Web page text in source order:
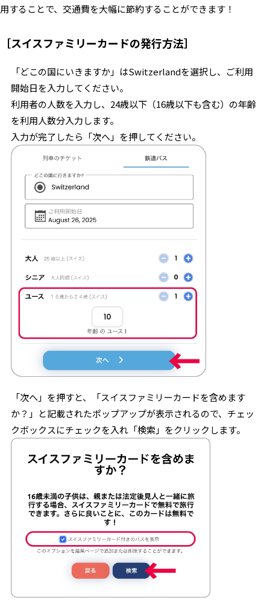
用することで、交通費を大幅に節約することができます！
［スイスファミリーカードの発行方法］
「どこの国にいきますか」はSwitzerlandを選択し、ご利用
開始日を入力してください。
利用者の人数を入力し、24歳以下（16歳以下も含む）の年齢
を利用人数分入力します。
入力が完了したら「次へ」を押してください。
「次へ」を押すと、「スイスファミリーカードを含めます
か？」と記載されたポップアップが表示されるので、チェッ
クボックスにチェックを入れ「検索」をクリックします。